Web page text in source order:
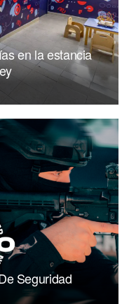
en la estancia
Seguridad